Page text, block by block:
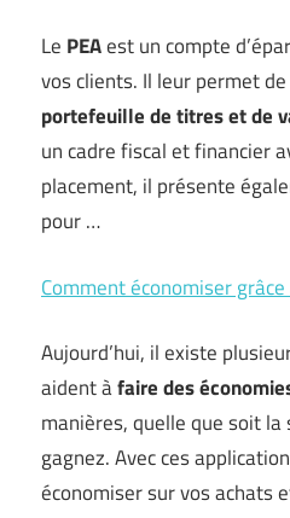
Le PEAest un compte
vos clients. Il leur permet de
portefeuille de titres et de
un cadre fiscal et financier
placement, il présente
pour …
Comment économiser
Aujourd’hui, il existe
aident àfaire des
manières, quelle que soit la
gagnez. Avec ces
économiser sur vos achats